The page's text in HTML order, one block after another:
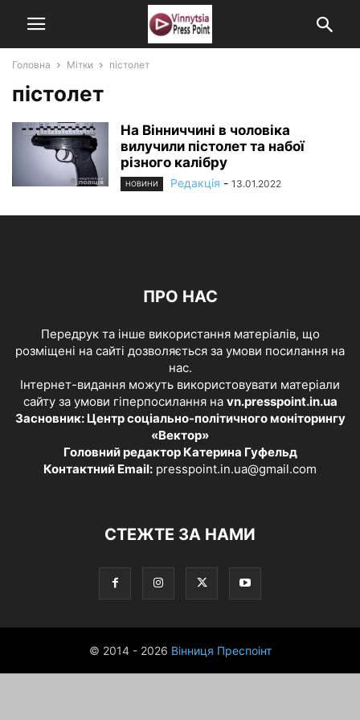
Головна Мітки пістолет
пістолет
На Вінниччині в чоловіка
вилучили пістолет та набої
різного калібру
НОВИНИ Редакція - 13.01.2022
ПРО НАС
Передрук та інше використання матеріалів, що
розміщені на сайті дозволяється за умови посилання на
нас.
Інтернет-видання можуть використовувати матеріали
сайту за умови гіперпосилання на vn.presspoint.in.ua
Засновник: Центр соціально-політичного моніторингу
«Вектор»
Головний редактор Катерина Гуфельд
Контактний Email: presspoint.in.ua@gmail.com
СТЕЖТЕ ЗА НАМИ
© 2014 - 2026 Вінниця Преспоінт